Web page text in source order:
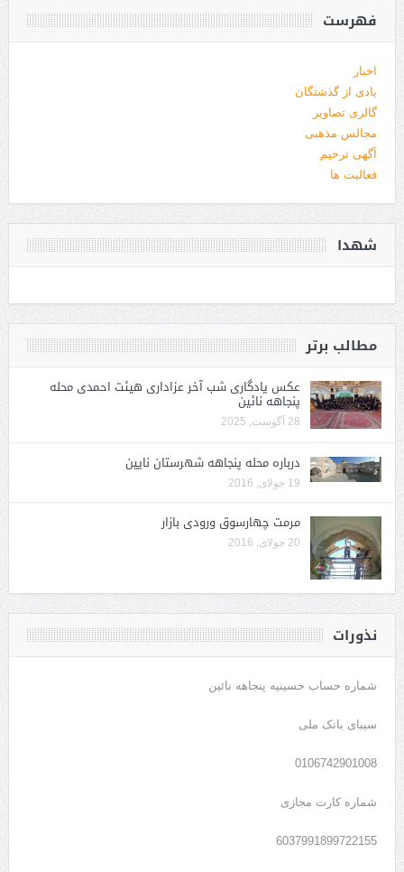
فهرست
اخبار
یادی از گذشتگان
گالری تصاویر
مجالس مذهبی
آگهی ترحیم
فعالیت ها
شهدا
مطالب برتر
عکس یادگاری شب آخر عزاداری هیئت احمدی محله
پنجاهه نائین
28 آگوست, 2025
درباره محله پنجاهه شهرستان نایین
19 جولای, 2016
مرمت چهارسوق ورودی بازار
20 جولای, 2016
نذورات
شماره حساب حسینیه پنجاهه نائین
سیبای بانک ملی
0106742901008
شماره کارت مجازی
6037991899722155